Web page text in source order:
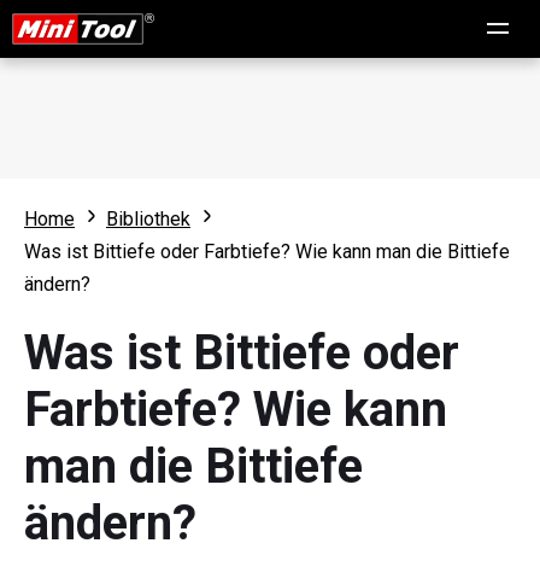
Home
Bibliothek
Was ist Bittiefe oder Farbtiefe? Wie kann man die Bittiefe
ändern?
Was ist Bittiefe oder
Farbtiefe? Wie kann
man die Bittiefe
ändern?